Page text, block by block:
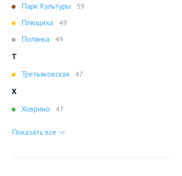
Парк Культуры
59
Плющиха 49
Полянка 49
Т
Третьяковская
47
Х
Ховрино
47
Показать все